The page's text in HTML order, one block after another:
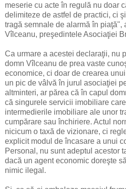
meserie cu acte în regulă nu doar
delimiteze de astfel de practici, ci
tragă semnale de alarmă în piaţă",
Vîlceanu, preşedintele Asociaţiei
Ca urmare a acestei declaraţii, nu
domn Vîlceanu de prea vaste
economice, ci doar de crearea
un pic de vâlvă în jurul asociaţiei
altminteri, ar părea că în capul
că singurele servicii imobiliare
intermedierile imobiliare ale unor
cumpărare sau închiriere. Actul
nicicum o taxă de vizionare, ci
explicit modul de încasare a unui
Personal, nu sunt adeptul acestor
dacă un agent economic doreşte
nimic ilegal.